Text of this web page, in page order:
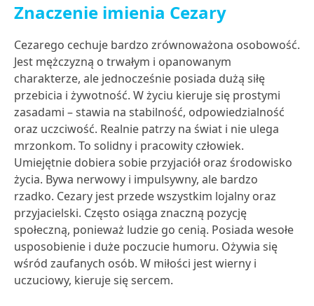
Znaczenie imienia Cezary
Cezarego cechuje bardzo zrównoważona osobowość.
Jest mężczyzną o trwałym i opanowanym
charakterze, ale jednocześnie posiada dużą siłę
przebicia i żywotność. W życiu kieruje się prostymi
zasadami – stawia na stabilność, odpowiedzialność
oraz uczciwość. Realnie patrzy na świat i nie ulega
mrzonkom. To solidny i pracowity człowiek.
Umiejętnie dobiera sobie przyjaciół oraz środowisko
życia. Bywa nerwowy i impulsywny, ale bardzo
rzadko. Cezary jest przede wszystkim lojalny oraz
przyjacielski. Często osiąga znaczną pozycję
społeczną, ponieważ ludzie go cenią. Posiada wesołe
usposobienie i duże poczucie humoru. Ożywia się
wśród zaufanych osób. W miłości jest wierny i
uczuciowy, kieruje się sercem.